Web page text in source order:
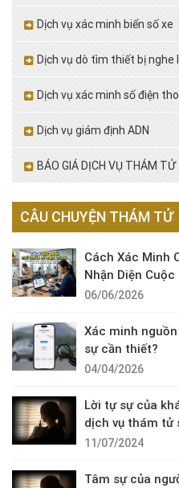
Dịch vụ xác minh biển số xe
Dịch vụ dò tìm thiết bị nghe
Dịch vụ xác minh số điện
Dịch vụ giám định ADN
BÁO GIÁ DỊCH VỤ THÁM TỬ
CÂU CHUYỆN THÁM TỬ
Cách Xác Minh
Nhận Diện
06/06/2026
Xác minh
sự cần thiết?
04/04/2026
Lời tự sự của
dịch vụ thám tử
11/07/2024
Tâm sự của